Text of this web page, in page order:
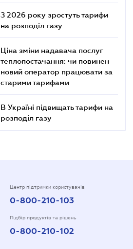
З 2026 року зростуть тарифи
на розподіл газу
Ціна зміни надавача послуг
теплопостачання: чи повинен
новий оператор працювати за
старими тарифами
В Україні підвищать тарифи на
розподіл газу
Центр підтримки користувачів
0-800-210-103
Підбір продуктів та рішень
0-800-210-102